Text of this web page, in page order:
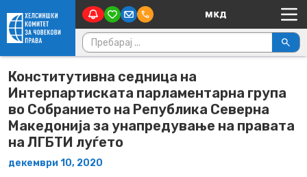
Skip to content Main Navigation
Пребарувај за:
Конститутивна седница на
Интерпартиската парламентарна група
во Собранието на Република Северна
Македонија за унапредување на правата
на ЛГБТИ луѓето
декември 10, 2020